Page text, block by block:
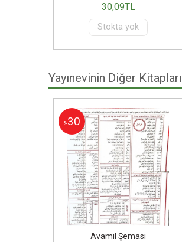
30,09TL
Stokta yok
Yayınevinin Diğer Kitapları
%30
Avamil Şeması